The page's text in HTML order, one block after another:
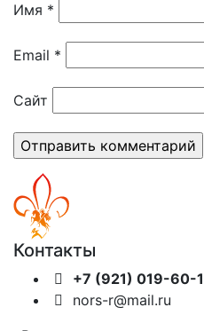
Имя *
Email *
Сайт
Контакты
+7 (921) 019-60-
nors-r@mail.ru